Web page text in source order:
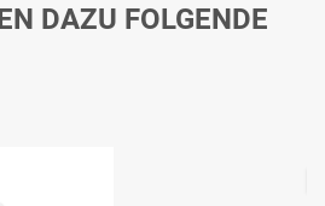
DAZU FOLGENDE